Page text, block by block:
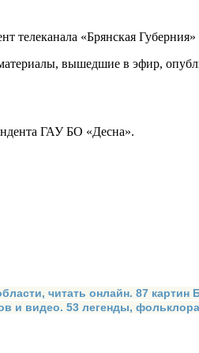
телеканала «Брянская
вышедшие в эфир,
ГАУ БО «Десна».
читать онлайн. 87
и видео. 53 легенды,